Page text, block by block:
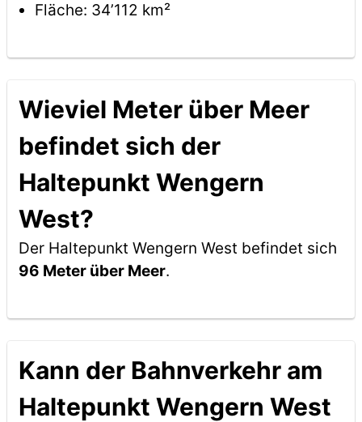
Fläche: 34’112 km²
Wieviel Meter über Meer
befindet sich der
Haltepunkt Wengern
West?
Der Haltepunkt Wengern West befindet sich
96 Meter über Meer.
Kann der Bahnverkehr am
Haltepunkt Wengern West